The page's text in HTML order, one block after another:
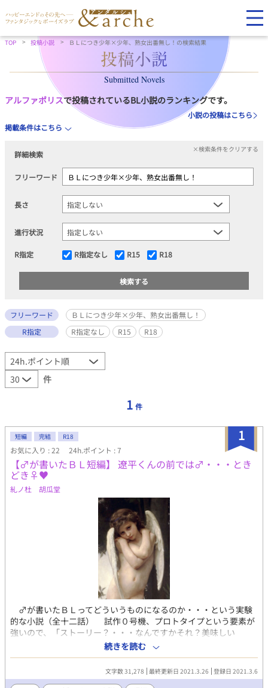
TOP 投稿小説 ＢＬにつき少年×少年、熟女出番無し！の検索結果
Submitted Novels
アルファポリスで投稿されているBL小説のランキングです。
小説の投稿はこちら
掲載条件はこちら
詳細検索
×検索条件をクリアする
フリーワード
長さ
進行状況
R指定 R指定なし R15 R18
フリーワード
ＢＬにつき少年×少年、熟女出番無し！
R指定
R指定なし R15 R18
件
1 件
1
短編 完結 R18
お気に入り : 22 24h.ポイント : 7
【♂が書いたＢＬ短編】 遼平くんの前では♂・・・とき
どき♀♥
糺ノ杜 胡瓜堂
♂が書いたＢＬってどういうものになるのか・・・という実験
的な小説（全十二話） 試作０号機、プロトタイプという要素が
強いので、「ストーリー？・・・なんですかそれ？美味しい
の？」・・・状態！ やっぱりですねぇ、♂も「美少年」が好き
なのです。 他の私の落書きをご覧頂ければ一目瞭然ですが、個
人的には「少年と熟女」というテーマを一貫して追求しておりま
す。 しかし、「少年と熟女」というのは、実は半分「少年趣
続きを読む
文字数 31,278 最終更新日 2021.3.26 登録日 2021.3.6